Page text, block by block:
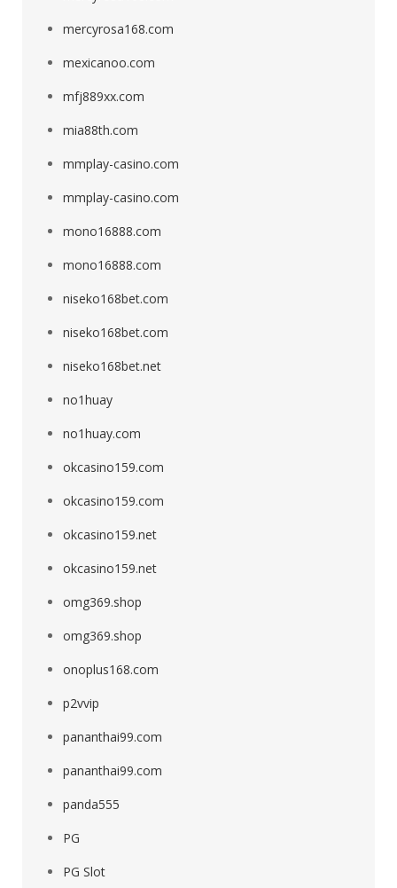
mercyrosa168.com
mexicanoo.com
mfj889xx.com
mia88th.com
mmplay-casino.com
mmplay-casino.com
mono16888.com
mono16888.com
niseko168bet.com
niseko168bet.com
niseko168bet.net
no1huay
no1huay.com
okcasino159.com
okcasino159.com
okcasino159.net
okcasino159.net
omg369.shop
omg369.shop
onoplus168.com
p2vvip
pananthai99.com
pananthai99.com
panda555
PG
PG Slot